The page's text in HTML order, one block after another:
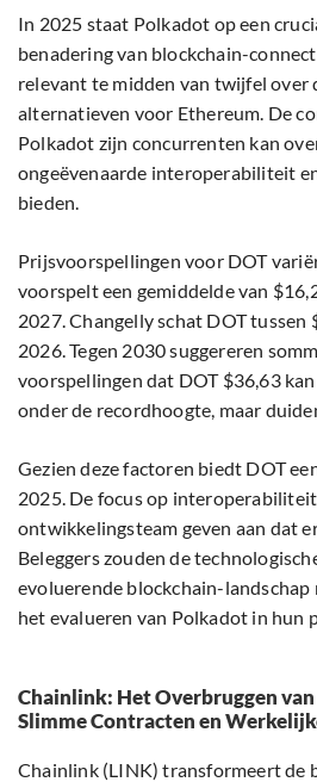
In 2025 staat Polkadot op een
benadering van blockchain-
relevant te midden van twijfel over
alternatieven voor Ethereum. De
Polkadot zijn concurrenten kan
ongeëvenaarde interoperabiliteit
bieden.
Prijsvoorspellingen voor DOT
voorspelt een gemiddelde van
2027. Changelly schat DOT tussen
2026. Tegen 2030 suggereren
voorspellingen dat DOT $36,63
onder de recordhoogte, maar
Gezien deze factoren biedt DOT
2025. De focus op
ontwikkelingsteam geven aan dat
Beleggers zouden de
evoluerende blockchain-landschap
het evalueren van Polkadot in hun
Chainlink: Het Overbruggen van
Slimme Contracten en
Chainlink (LINK) transformeert de